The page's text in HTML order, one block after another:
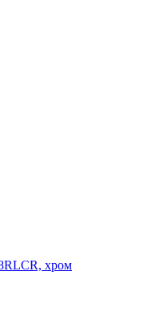
хром